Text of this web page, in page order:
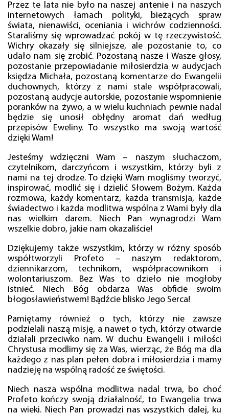
Przez te lata nie było na naszej antenie i na naszych
internetowych łamach polityki, bieżących spraw
świata, nienawiści, oceniania i wichrów codzienności.
Staraliśmy się wprowadzać pokój w tę rzeczywistość.
Wichry okazały się silniejsze, ale pozostanie to, co
udało nam się zrobić. Pozostaną nasze i Wasze głosy,
pozostanie przepowiadanie miłosierdzia w audycjach
księdza Michała, pozostaną komentarze do Ewangelii
duchownych, którzy z nami stale współpracowali,
pozostaną audycje autorskie, pozostanie wspomnienie
poranków na żywo, a w wielu kuchniach pewnie nadal
będzie się unosił obłędny aromat dań według
przepisów Eweliny. To wszystko ma swoją wartość
dzięki Wam!
Jesteśmy wdzięczni Wam – naszym słuchaczom,
czytelnikom, darczyńcom i wszystkim, którzy byli z
nami na tej drodze. To dzięki Wam mogliśmy tworzyć,
inspirować, modlić się i dzielić Słowem Bożym. Każda
rozmowa, każdy komentarz, każda transmisja, każde
świadectwo i każda modlitwa wspólna z Wami były dla
nas wielkim darem. Niech Pan wynagrodzi Wam
wszelkie dobro, jakie nam okazaliście!
Dziękujemy także wszystkim, którzy w różny sposób
współtworzyli Profeto – naszym redaktorom,
dziennikarzom, technikom, współpracownikom i
wolontariuszom. Bez Was to dzieło nie mogłoby
istnieć. Niech Bóg obdarza Was obficie swoim
błogosławieństwem! Bądźcie blisko Jego Serca!
Pamiętamy również o tych, którzy nie zawsze
podzielali naszą misję, a nawet o tych, którzy otwarcie
działali przeciwko nam. W duchu Ewangelii i miłości
Chrystusa modlimy się za Was, wierząc, że Bóg ma dla
każdego z nas plan pełen dobra i miłosierdzia i mamy
nadzieję na wspólną radość ze świętości.
Niech nasza wspólna modlitwa nadal trwa, bo choć
Profeto kończy swoją działalność, to Ewangelia trwa
na wieki. Niech Pan prowadzi nas wszystkich dalej, ku